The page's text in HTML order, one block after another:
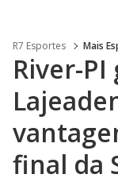
R7 Esportes Mais
River-
final da